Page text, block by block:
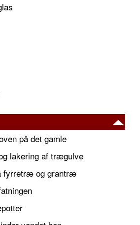
på det gamle
lakering af trægulve
fyrretræ og grantræ